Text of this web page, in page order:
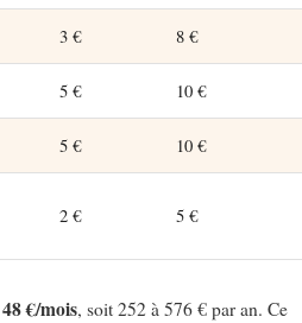
3 € 8 €
5 € 10 €
5 € 10 €
2 € 5 €
€/mois, soit 252 à 576 € par an. Ce